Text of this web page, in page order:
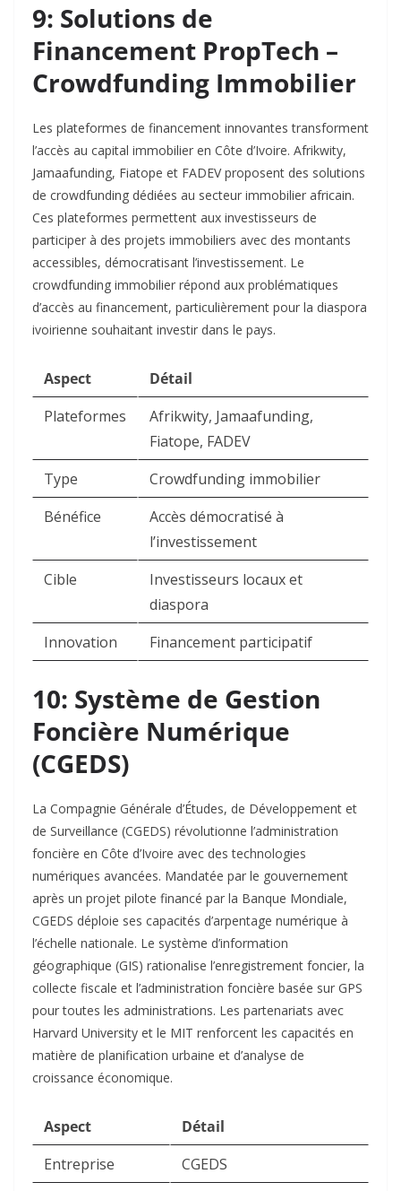
9: Solutions de
Financement PropTech –
Crowdfunding Immobilier
Les plateformes de financement innovantes transforment
l’accès au capital immobilier en Côte d’Ivoire. Afrikwity,
Jamaafunding, Fiatope et FADEV proposent des solutions
de crowdfunding dédiées au secteur immobilier africain.
Ces plateformes permettent aux investisseurs de
participer à des projets immobiliers avec des montants
accessibles, démocratisant l’investissement. Le
crowdfunding immobilier répond aux problématiques
d’accès au financement, particulièrement pour la diaspora
ivoirienne souhaitant investir dans le pays.​
Aspect
Détail
Plateformes
Afrikwity, Jamaafunding,
Fiatope, FADEV
Type
Crowdfunding immobilier
Bénéfice
Accès démocratisé à
l’investissement
Cible
Investisseurs locaux et
diaspora
Innovation
Financement participatif
10: Système de Gestion
Foncière Numérique
(CGEDS)
La Compagnie Générale d’Études, de Développement et
de Surveillance (CGEDS) révolutionne l’administration
foncière en Côte d’Ivoire avec des technologies
numériques avancées. Mandatée par le gouvernement
après un projet pilote financé par la Banque Mondiale,
CGEDS déploie ses capacités d’arpentage numérique à
l’échelle nationale. Le système d’information
géographique (GIS) rationalise l’enregistrement foncier, la
collecte fiscale et l’administration foncière basée sur GPS
pour toutes les administrations. Les partenariats avec
Harvard University et le MIT renforcent les capacités en
matière de planification urbaine et d’analyse de
croissance économique.​
Aspect
Détail
Entreprise
CGEDS